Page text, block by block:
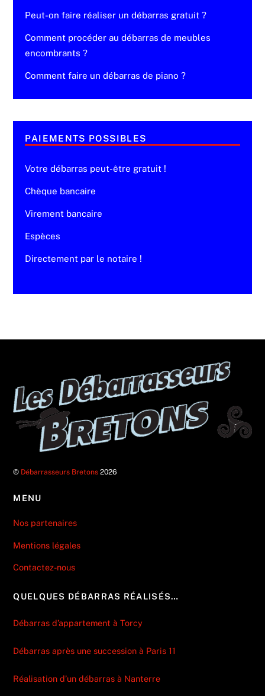
Peut-on faire réaliser un débarras gratuit ?
Comment procéder au débarras de meubles
encombrants ?
Comment faire un débarras de piano ?
PAIEMENTS POSSIBLES
Votre débarras peut-être gratuit !
Chèque bancaire
Virement bancaire
Espèces
Directement par le notaire !
© Débarrasseurs Bretons 2026
MENU
Nos partenaires
Mentions légales
Contactez-nous
QUELQUES DÉBARRAS RÉALISÉS…
Débarras d’appartement à Torcy
Débarras après une succession à Paris 11
Réalisation d’un débarras à Nanterre